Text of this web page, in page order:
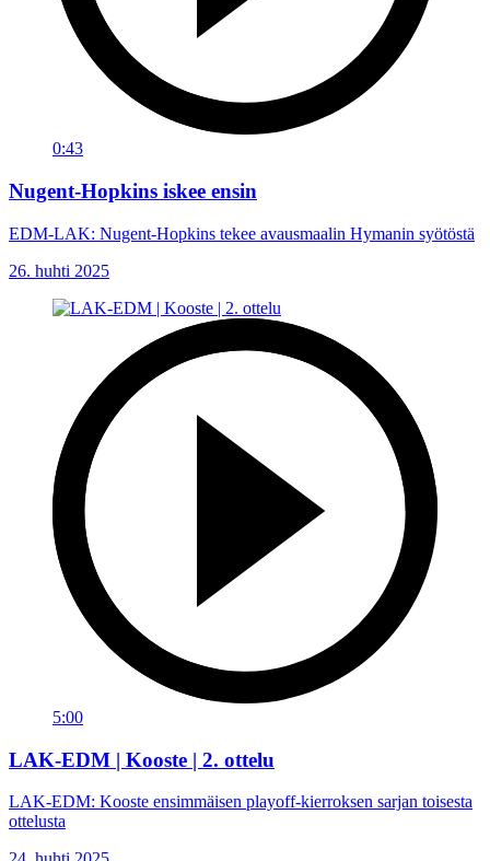
0:43
Nugent-Hopkins iskee ensin
EDM-LAK: Nugent-Hopkins tekee avausmaalin Hymanin syötöstä
26. huhti 2025
5:00
LAK-EDM | Kooste | 2. ottelu
LAK-EDM: Kooste ensimmäisen playoff-kierroksen sarjan toisesta
ottelusta